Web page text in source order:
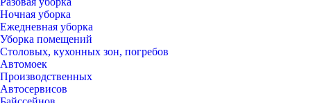
Ночная уборка
Ежедневная уборка
Уборка помещений
Столовых, кухонных зон, погребов
Автомоек
Производственных
Автосервисов